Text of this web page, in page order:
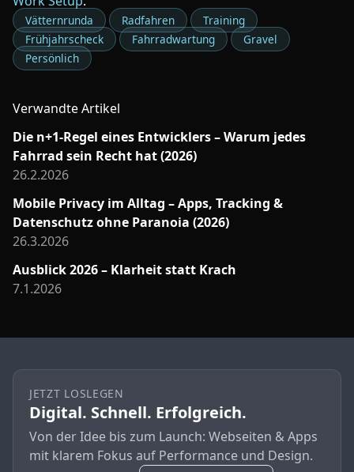
Vätternrunda Radfahren
Training
Frühjahrscheck
Fahrradwartung
Gravel
Persönlich
Verwandte Artikel
Die n+1-Regel eines Entwicklers – Warum jedes
Fahrrad sein Recht hat (2026)
26.2.2026
Mobile Privacy im Alltag – Apps, Tracking &
Datenschutz ohne Paranoia (2026)
26.3.2026
Ausblick 2026 – Klarheit statt Krach
7.1.2026
JETZT LOSLEGEN
Digital. Schnell. Erfolgreich.
Von der Idee bis zum Launch: Webseiten & Apps
mit klarem Fokus auf Performance und Design.